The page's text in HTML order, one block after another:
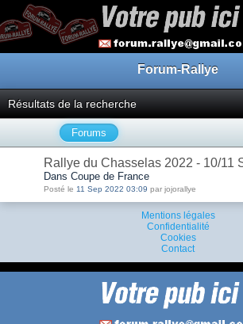
Forum-Rallye
Résultats de la recherche
Forums
Rallye du Chasselas 2022 - 10/11
Dans Coupe de France
Posté le 11 Sep 2022 03:09 par jojorallye
Mentions légales
Confidentialité
Cookies
Contact